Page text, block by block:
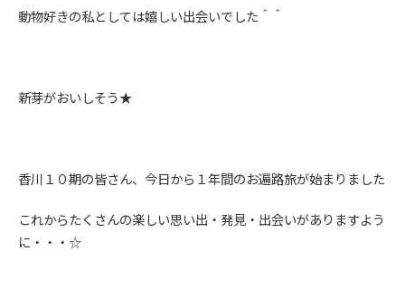
動物好きの私としては嬉しい出会いでした＾＾
新芽がおいしそう★
香川１０期の皆さん、今日から１年間のお遍路旅が始まりました
これからたくさんの楽しい思い出・発見・出会いがありますよう
に・・・☆